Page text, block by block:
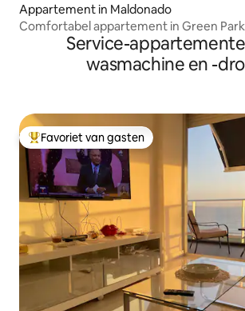
Appartement in Maldonado
Comfortabel appartement in Green Park
Service-
wasmachine en -
Topfavoriet van gasten
Favoriet van gasten